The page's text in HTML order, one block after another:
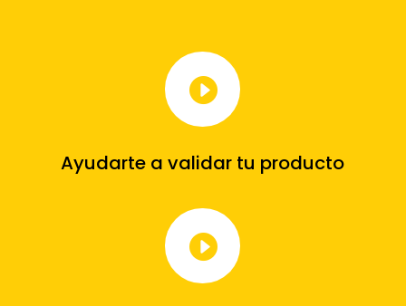

Ayudarte a validar tu producto
